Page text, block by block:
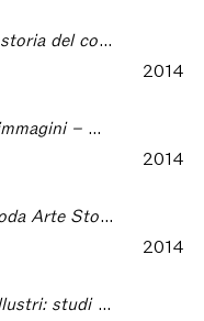
a quelle povere dei meno abbienti – Moda Arte Storia Società. Omaggio a Grazietta Butazzi
2014
a Grazietta Butazzi
2014
a Grazietta Butazzi
2014
Omaggio a Grazietta Butazzi